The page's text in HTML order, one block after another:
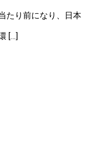
たり前になり、日本
[…]